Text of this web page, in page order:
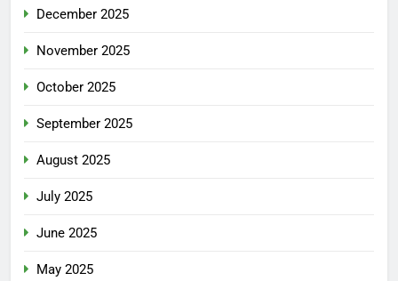
December 2025
November 2025
October 2025
September 2025
August 2025
July 2025
June 2025
May 2025